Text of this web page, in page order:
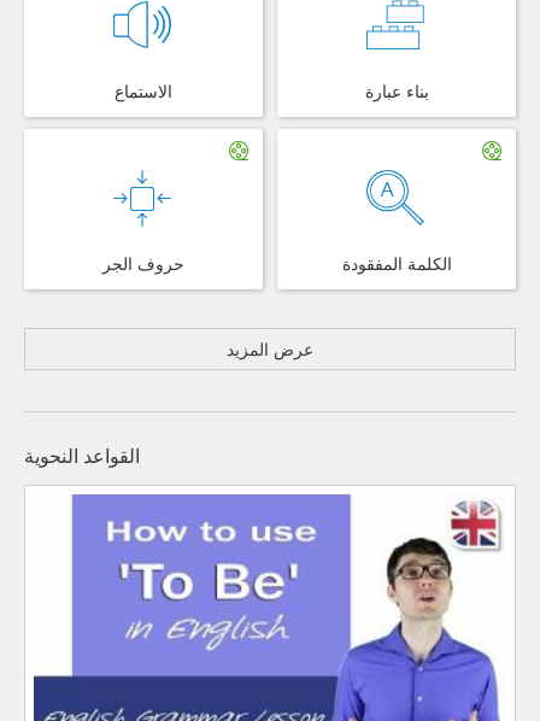
الاستماع بناء عبارة
حروف الجر الكلمة المفقودة
عرض المزيد
القواعد النحوية